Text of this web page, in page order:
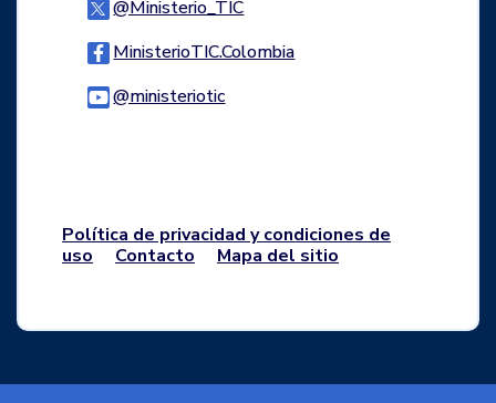
@Ministerio_TICLogo Twitter
MinisterioTIC.ColombiaLogo Facebook
@ministerioticLogo Youtube
Política de privacidad y condiciones de
uso
Contacto Mapa del sitio